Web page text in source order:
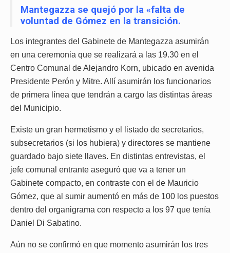
Mantegazza se quejó por la «falta de
voluntad de Gómez en la transición.
Los integrantes del Gabinete de Mantegazza asumirán
en una ceremonia que se realizará a las 19.30 en el
Centro Comunal de Alejandro Korn, ubicado en avenida
Presidente Perón y Mitre. Allí asumirán los funcionarios
de primera línea que tendrán a cargo las distintas áreas
del Municipio.
Existe un gran hermetismo y el listado de secretarios,
subsecretarios (si los hubiera) y directores se mantiene
guardado bajo siete llaves. En distintas entrevistas, el
jefe comunal entrante aseguró que va a tener un
Gabinete compacto, en contraste con el de Mauricio
Gómez, que al sumir aumentó en más de 100 los puestos
dentro del organigrama con respecto a los 97 que tenía
Daniel Di Sabatino.
Aún no se confirmó en que momento asumirán los tres